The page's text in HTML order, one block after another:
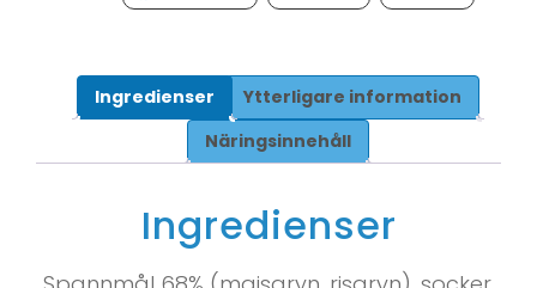
Ingredienser
Ytterligare information
Näringsinnehåll
Ingredienser